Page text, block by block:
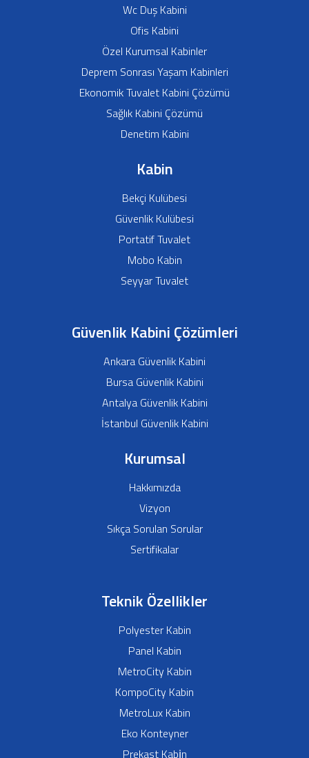
Wc Duş Kabini
Ofis Kabini
Özel Kurumsal Kabinler
Deprem Sonrası Yaşam Kabinleri
Ekonomik Tuvalet Kabini Çözümü
Sağlık Kabini Çözümü
Denetim Kabini
Kabin
Bekçi Kulübesi
Güvenlik Kulübesi
Portatif Tuvalet
Mobo Kabin
Seyyar Tuvalet
Güvenlik Kabini Çözümleri
Ankara Güvenlik Kabini
Bursa Güvenlik Kabini
Antalya Güvenlik Kabini
İstanbul Güvenlik Kabini
Kurumsal
Hakkımızda
Vizyon
Sıkça Sorulan Sorular
Sertifikalar
Teknik Özellikler
Polyester Kabin
Panel Kabin
MetroCity Kabin
KompoCity Kabin
MetroLux Kabin
Eko Konteyner
Prekast Kabi̇n